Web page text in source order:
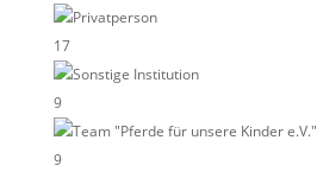
Privatperson
17
Sonstige Institution
9
Team "Pferde für unsere Kinder e.V."
9